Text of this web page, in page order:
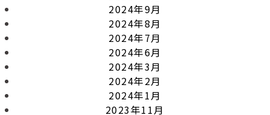
2024年9月
2024年8月
2024年7月
2024年6月
2024年3月
2024年2月
2024年1月
2023年11月